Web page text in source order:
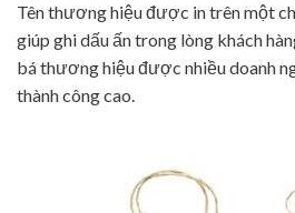
Tên thương hiệu được in trên một
giúp ghi dấu ấn trong lòng khách
bá thương hiệu được nhiều doanh
thành công cao.